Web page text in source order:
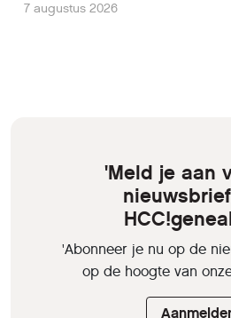
7 augustus 2026
'Meld je aan
'Abonneer je nu op de
op de hoogte van